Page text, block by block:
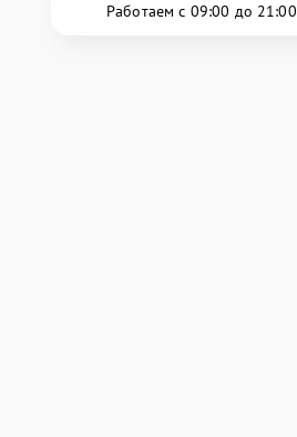
Работаем с 09:00 до 21:00